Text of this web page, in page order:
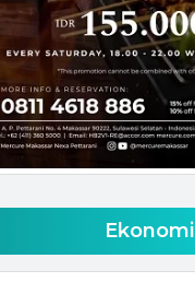
Ekonomi